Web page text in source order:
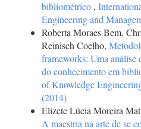
bibliométrico ,
Engineering and
Roberta Moraes Bem,
Reinisch Coelho,
frameworks: Uma análise
do conhecimento em
of Knowledge
(2014)
Elizete Lúcia Moreira
A maestria na arte de se